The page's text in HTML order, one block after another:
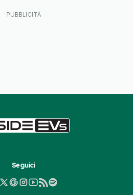
Seguici